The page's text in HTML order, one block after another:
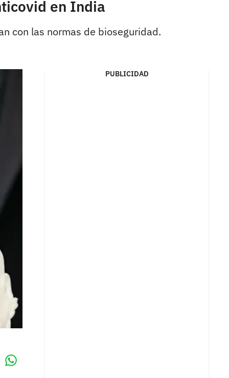
en India
con las normas de bioseguridad.
PUBLICIDAD